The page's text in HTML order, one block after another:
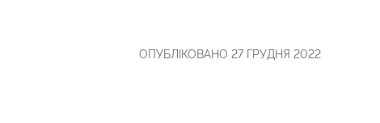
ОПУБЛІКОВАНО 27 ГРУДНЯ 2022